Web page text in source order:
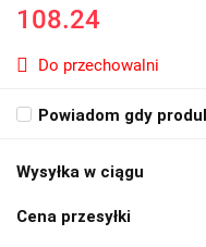
108.24
Do przechowalni
Powiadom gdy
Wysyłka w ciągu
Cena przesyłki